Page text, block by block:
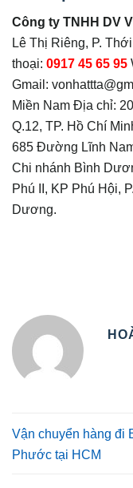
Công ty TNHH DV
Lê Thị Riêng, P.
thoại: 0917 45 65 95
Gmail:
Miền Nam Địa chỉ:
Q.12, TP. Hồ Chí
685 Đường Lĩnh
Chi nhánh Bình
Phú II, KP Phú Hội,
Dương.
Vận chuyển hàng đi
Phước tại HCM